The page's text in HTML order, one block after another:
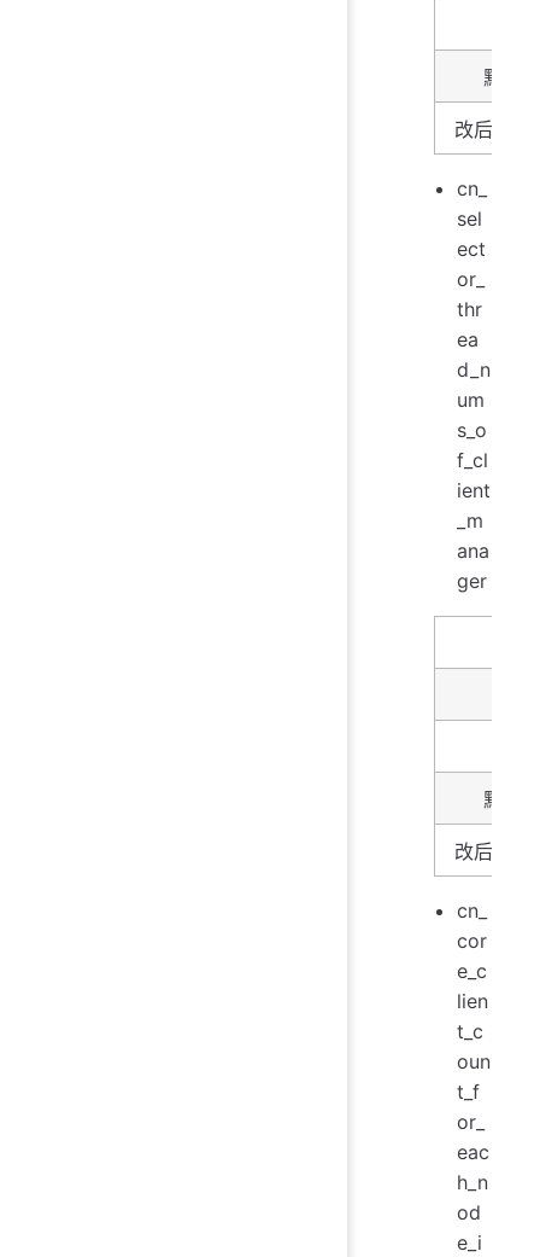
默认值
改后生效
cn_
sel
ect
or_
thr
ea
d_n
um
s_o
f_cl
ient
_m
ana
ger
默认值
改后生效
cn_
cor
e_c
lien
t_c
oun
t_f
or_
eac
h_n
od
e_i